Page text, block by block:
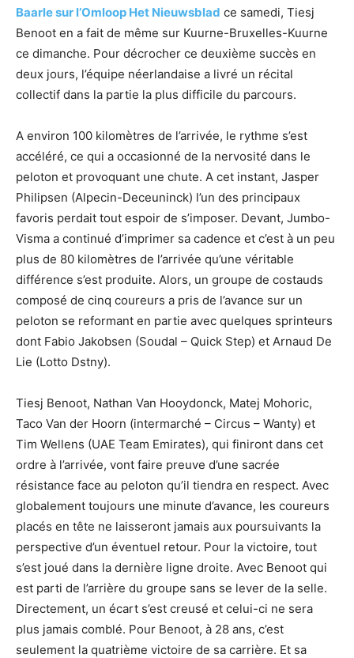
Baarle sur l’Omloop Het Nieuwsblad ce samedi, Tiesj
Benoot en a fait de même sur Kuurne-Bruxelles-Kuurne
ce dimanche. Pour décrocher ce deuxième succès en
deux jours, l’équipe néerlandaise a livré un récital
collectif dans la partie la plus difficile du parcours.
A environ 100 kilomètres de l’arrivée, le rythme s’est
accéléré, ce qui a occasionné de la nervosité dans le
peloton et provoquant une chute. A cet instant, Jasper
Philipsen (Alpecin-Deceuninck) l’un des principaux
favoris perdait tout espoir de s’imposer. Devant, Jumbo-
Visma a continué d’imprimer sa cadence et c’est à un peu
plus de 80 kilomètres de l’arrivée qu’une véritable
différence s’est produite. Alors, un groupe de costauds
composé de cinq coureurs a pris de l’avance sur un
peloton se reformant en partie avec quelques sprinteurs
dont Fabio Jakobsen (Soudal – Quick Step) et Arnaud De
Lie (Lotto Dstny).
Tiesj Benoot, Nathan Van Hooydonck, Matej Mohoric,
Taco Van der Hoorn (intermarché – Circus – Wanty) et
Tim Wellens (UAE Team Emirates), qui finiront dans cet
ordre à l’arrivée, vont faire preuve d’une sacrée
résistance face au peloton qu’il tiendra en respect. Avec
globalement toujours une minute d’avance, les coureurs
placés en tête ne laisseront jamais aux poursuivants la
perspective d’un éventuel retour. Pour la victoire, tout
s’est joué dans la dernière ligne droite. Avec Benoot qui
est parti de l’arrière du groupe sans se lever de la selle.
Directement, un écart s’est creusé et celui-ci ne sera
plus jamais comblé. Pour Benoot, à 28 ans, c’est
seulement la quatrième victoire de sa carrière. Et sa